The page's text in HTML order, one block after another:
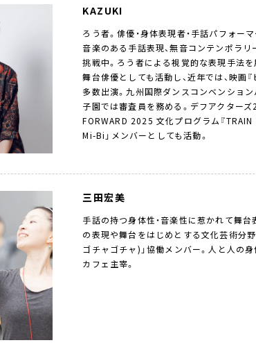
KAZUKI
ろう者。俳優・身体表現者・手話パフォーマ
音楽のある手話表現、無音コンテンポラリ
挑戦中。ろう者による視覚的な表現手法
舞台俳優としても活動し、近年では、映画
多数出演。九州国際ダンスコンベンショ
子園では審査員を務める。デフアクターズ
FORWARD 2025 文化プログラム『TRAIN
Mi-Bi」メンバーとしても活動。
三田宏美
手話の持つ身体性・音楽性に惹かれて舞
の表現や舞台をはじめとする文化芸術分
ゴチャゴチャ)」協働メンバー。人と人の
カフェ主宰。